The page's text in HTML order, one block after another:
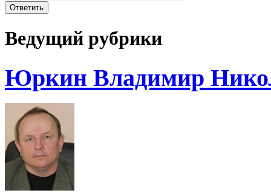
Ведущий рубрики
Юркин Владимир